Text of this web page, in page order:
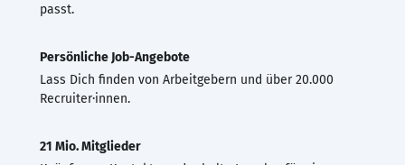
passt.
Persönliche Job-Angebote
Lass Dich finden von Arbeitgebern und über 20.000
Recruiter·innen.
21 Mio. Mitglieder